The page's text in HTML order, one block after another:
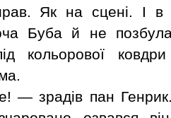
Як на сцені. І в
Буба й не
кольорової
— зрадів пан